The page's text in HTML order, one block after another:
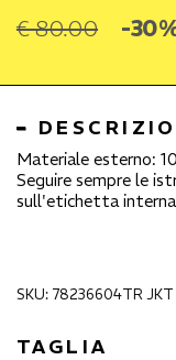
€ 80.00 -
Materiale esterno:
Seguire sempre le
sull'etichetta interna
SKU: 78236604TR JKT
TAGLIA